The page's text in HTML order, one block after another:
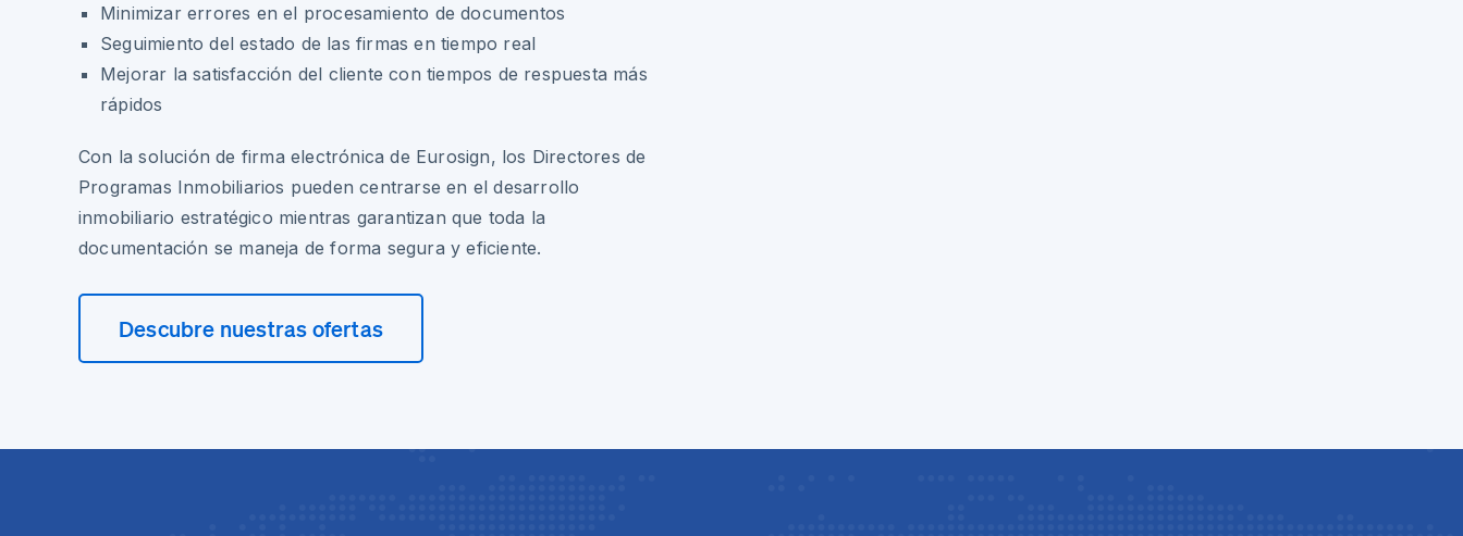
Minimizar errores en el procesamiento de documentos
Seguimiento del estado de las firmas en tiempo real
Mejorar la satisfacción del cliente con tiempos de respuesta más
rápidos
Con la solución de firma electrónica de Eurosign, los Directores de
Programas Inmobiliarios pueden centrarse en el desarrollo
inmobiliario estratégico mientras garantizan que toda la
documentación se maneja de forma segura y eficiente.
Descubre nuestras ofertas